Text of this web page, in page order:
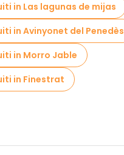
in Las lagunas de mijas
in Avinyonet del Penedès
in Morro Jable
in Finestrat